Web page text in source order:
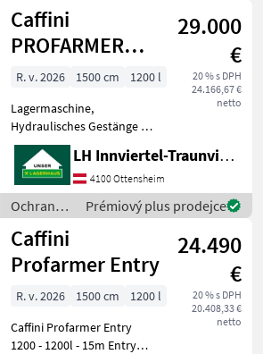
integriert, Gestänges
rastlín /
Caffini
Caffini
PROFARMER
ENTRY 1200 L-15
29.000
€
20 % s DPH
24.166,67 €
netto
R. v. 2026 1500 cm
1200 l
Lagermaschine,
Hydraulisches Gestänge mit
KTL Beschichtung,
Klappung links und rechts
unabhängig, hydraulische
Höhenführung mit
Stickstoffdämpfung,
hydraulischer Hangaus
LH Innviertel-Traunviertel-Urfahr eGen, Ottensheim
4100 Ottensheim
Ochrana
rastlín /
Caffini
Prémiový plus prodejce
Caffini
Profarmer Entry
24.490
€
20 % s DPH
20.408,33 €
netto
R. v. 2026 1500 cm
1200 l
Caffini Profarmer Entry
1200 - 1200l - 15m Entry